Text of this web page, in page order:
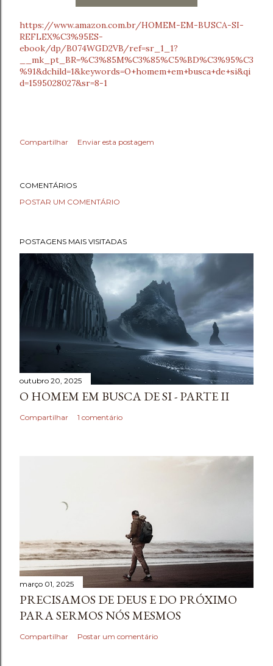
https://www.amazon.com.br/HOMEM-EM-BUSCA-SI-
REFLEX%C3%95ES-
ebook/dp/B074WGD2VB/ref=sr_1_1?
__mk_pt_BR=%C3%85M%C3%85%C5%BD%C3%95%C3
%91&dchild=1&keywords=O+homem+em+busca+de+si&qi
d=1595028027&sr=8-1
Compartilhar Enviar esta postagem
COMENTÁRIOS
POSTAR UM COMENTÁRIO
POSTAGENS MAIS VISITADAS
outubro 20, 2025
O HOMEM EM BUSCA DE SI - PARTE II
Compartilhar 1 comentário
março 01, 2025
PRECISAMOS DE DEUS E DO PRÓXIMO
PARA SERMOS NÓS MESMOS
Compartilhar Postar um comentário